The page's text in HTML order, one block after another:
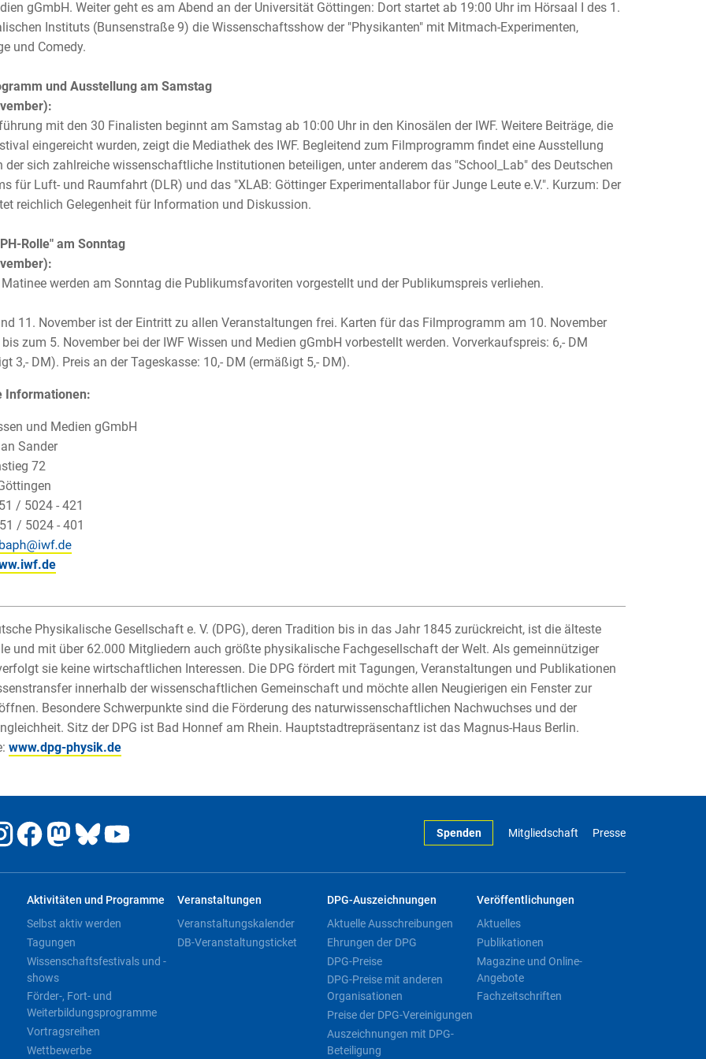
gGmbH. Weiter geht es am Abend an der Universität Göttingen: Dort startet ab 19:00 Uhr im Hörsaal I des 1.
Instituts (Bunsenstraße 9) die Wissenschaftsshow der "Physikanten" mit Mitmach-Experimenten,
und Comedy.
und Ausstellung am Samstag
mit den 30 Finalisten beginnt am Samstag ab 10:00 Uhr in den Kinosälen der IWF. Weitere Beiträge, die
eingereicht wurden, zeigt die Mediathek des IWF. Begleitend zum Filmprogramm findet eine Ausstellung
der sich zahlreiche wissenschaftliche Institutionen beteiligen, unter anderem das "School_Lab" des Deutschen
für Luft- und Raumfahrt (DLR) und das "XLAB: Göttinger Experimentallabor für Junge Leute e.V.". Kurzum: Der
reichlich Gelegenheit für Information und Diskussion.
Rolle" am Sonntag
werden am Sonntag die Publikumsfavoriten vorgestellt und der Publikumspreis verliehen.
11. November ist der Eintritt zu allen Veranstaltungen frei. Karten für das Filmprogramm am 10. November
zum 5. November bei der IWF Wissen und Medien gGmbH vorbestellt werden. Vorverkaufspreis: 6,- DM
3,- DM). Preis an der Tageskasse: 10,- DM (ermäßigt 5,- DM).
Informationen:
und Medien gGmbH
Sander
72
/ 5024 - 421
/ 5024 - 401
Physikalische Gesellschaft e. V. (DPG), deren Tradition bis in das Jahr 1845 zurückreicht, ist die älteste
und mit über 62.000 Mitgliedern auch größte physikalische Fachgesellschaft der Welt. Als gemeinnütziger
sie keine wirtschaftlichen Interessen. Die DPG fördert mit Tagungen, Veranstaltungen und Publikationen
innerhalb der wissenschaftlichen Gemeinschaft und möchte allen Neugierigen ein Fenster zur
Besondere Schwerpunkte sind die Förderung des naturwissenschaftlichen Nachwuchses und der
Sitz der DPG ist Bad Honnef am Rhein. Hauptstadtrepräsentanz ist das Magnus-Haus Berlin.
www.dpg-physik.de
Spenden Mitgliedschaft Presse
Aktivitäten und Programme
Selbst aktiv werden
Tagungen
Wissenschaftsfestivals und -
shows
Förder-, Fort- und
Weiterbildungsprogramme
Vortragsreihen
Wettbewerbe
Veranstaltungen
Veranstaltungskalender
DB-Veranstaltungsticket
DPG-Auszeichnungen
Aktuelle Ausschreibungen
Ehrungen der DPG
DPG-Preise
DPG-Preise mit anderen
Organisationen
Preise der DPG-Vereinigungen
Auszeichnungen mit DPG-
Beteiligung
Veröffentlichungen
Aktuelles
Publikationen
Magazine und Online-
Angebote
Fachzeitschriften